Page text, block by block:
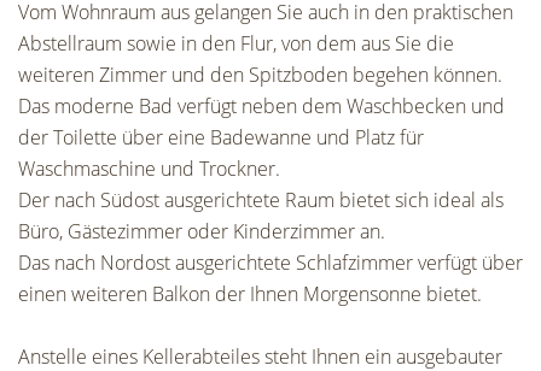
Vom Wohnraum aus gelangen Sie auch in den praktischen
Abstellraum sowie in den Flur, von dem aus Sie die
weiteren Zimmer und den Spitzboden begehen können.
Das moderne Bad verfügt neben dem Waschbecken und
der Toilette über eine Badewanne und Platz für
Waschmaschine und Trockner.
Der nach Südost ausgerichtete Raum bietet sich ideal als
Büro, Gästezimmer oder Kinderzimmer an.
Das nach Nordost ausgerichtete Schlafzimmer verfügt über
einen weiteren Balkon der Ihnen Morgensonne bietet.
Anstelle eines Kellerabteiles steht Ihnen ein ausgebauter